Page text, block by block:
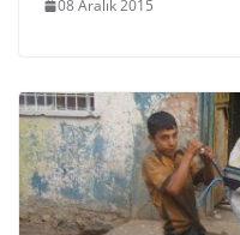
08 Aralık 2015